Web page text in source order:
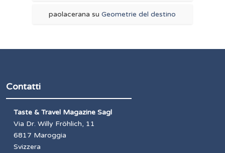
paolacerana suGeometrie del destino
Contatti
Taste & Travel Magazine Sagl
Via Dr. Willy Fröhlich, 11
6817 Maroggia
Svizzera